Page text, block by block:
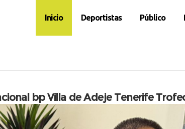
Inicio Deportistas Público
bp Villa de Adeje Tenerife